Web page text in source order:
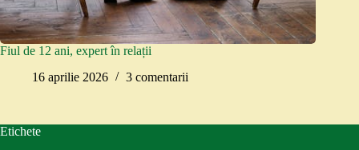
Fiul de 12 ani, expert în relații
16 aprilie 2026
3 comentarii
Etichete